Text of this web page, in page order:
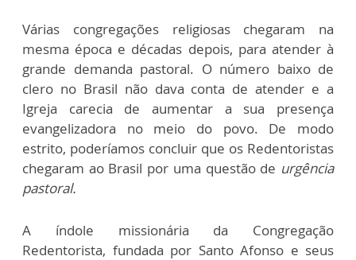
Várias congregações religiosas chegaram na
mesma época e décadas depois, para atender à
grande demanda pastoral. O número baixo de
clero no Brasil não dava conta de atender e a
Igreja carecia de aumentar a sua presença
evangelizadora no meio do povo. De modo
estrito, poderíamos concluir que os Redentoristas
chegaram ao Brasil por uma questão de urgência
pastoral.
A índole missionária da Congregação
Redentorista, fundada por Santo Afonso e seus